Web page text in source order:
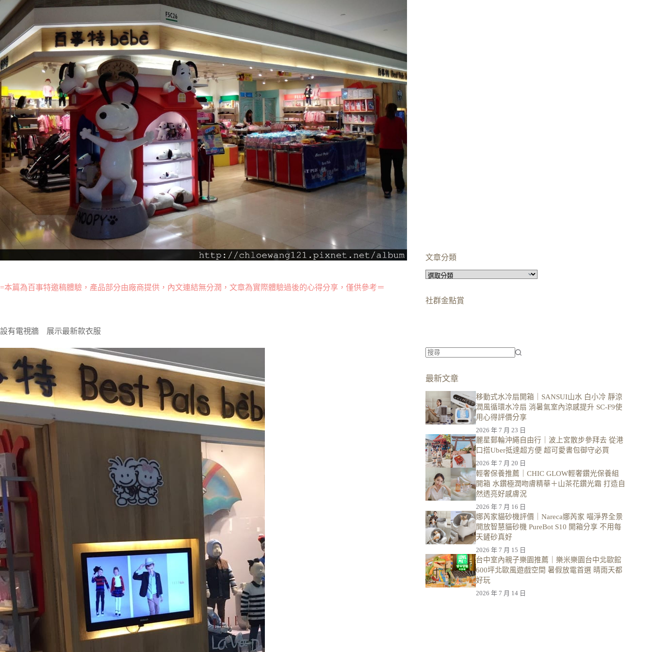
=本篇為百事特邀稿體驗，產品部分由廠商提供，內文連結無分潤，文章為實際體驗過後的心得分享，僅供參考＝
設有電視牆 展示最新款衣服
文章分類
文
分
類
社群金點賞
不
符
合
條
件
的
結
果
最新文章
移動式水冷扇開箱｜SANSUI山水 白小冷 靜涼
潤風循環水冷扇 消暑氣室內涼感提升 SC-F9使
用心得評價分享
2026 年 7 月 23 日
麗星郵輪沖繩自由行｜波上宮散步參拜去 從港
口搭Uber抵達超方便 超可愛書包御守必買
2026 年 7 月 20 日
輕奢保養推薦｜CHIC GLOW輕奢鑽光保養組
開箱 水鑽極潤吻膚精華＋山茶花鑽光霜 打造自
然透亮好感膚況
2026 年 7 月 16 日
娜芮家貓砂機評價｜Nareca娜芮家 喵淨界全景
開放智慧貓砂機 PureBot S10 開箱分享 不用每
天鏟砂真好
2026 年 7 月 15 日
台中室內親子樂園推薦｜樂米樂園台中北歐館
600坪北歐風遊戲空間 暑假放電首選 晴雨天都
好玩
2026 年 7 月 14 日